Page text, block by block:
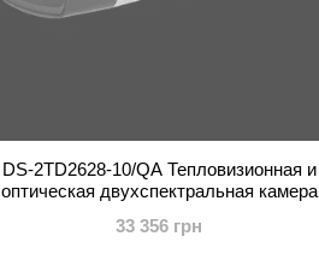
DS-2TD2628-10/QA Тепловизионная и
оптическая двухспектральная камера
33 356 грн